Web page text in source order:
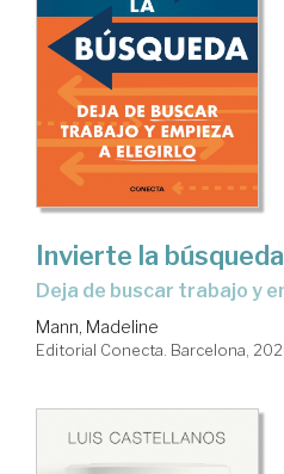
Invierte la búsqueda
Deja de buscar trabajo y
Mann, Madeline
Editorial Conecta. Barcelona,